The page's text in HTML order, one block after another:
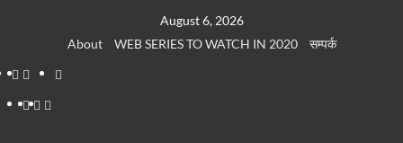
August 6, 2026
About
WEB SERIES TO WATCH IN 2020
सम्पर्क
About
WEB
SERIES
Dehradun
LifePlaces
सम्पर्क